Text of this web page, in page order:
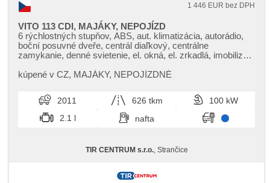
1 446 EUR bez DPH
VITO 113 CDI, MAJÁKY, NEPOJÍZD
6 rýchlostných stupňov, ABS, aut. klimatizácia, autorádio,
boční posuvné dveře, centrál diaľkový, centrálne
zamykanie, denné svietenie, el. okná, el. zrkadlá, imobilizér,
otáčkomer, palubný počítač, polohovacie sedadlá,
vysúvacie opierky hláv, výškovo nastaviteľné sedadlo
vodiča, zadný pohon
kúpené v CZ,​ MAJÁKY,​ NEPOJÍZDNÉ
2011 626 tkm
100 kW
2.1 l
nafta
TIR CENTRUM s.r.o., Strančice